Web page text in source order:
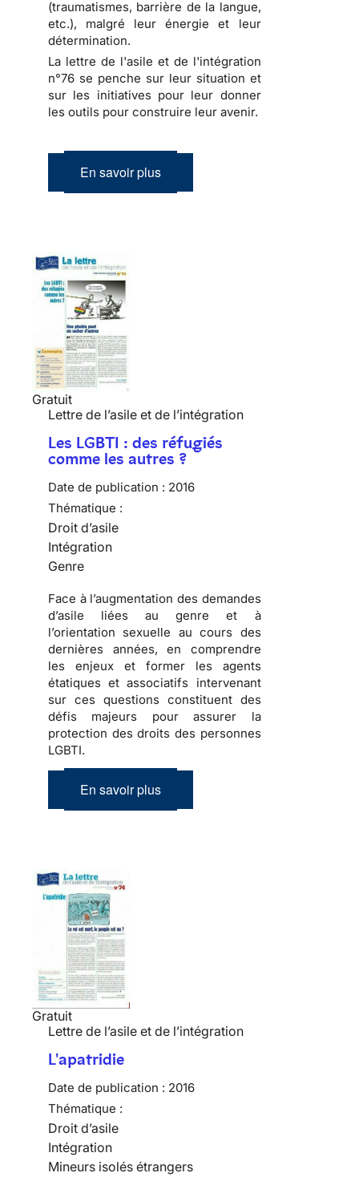
(traumatismes, barrière de la langue,
etc.), malgré leur énergie et leur
détermination.
La lettre de l'asile et de l'intégration
n°76 se penche sur leur situation et
sur les initiatives pour leur donner
les outils pour construire leur avenir.
En savoir plus
Gratuit
Lettre de l’asile et de l’intégration
Les LGBTI : des réfugiés
comme les autres ?
Date de publication : 2016
Thématique :
Droit d’asile
Intégration
Genre
Face à l’augmentation des demandes
d’asile liées au genre et à
l’orientation sexuelle au cours des
dernières années, en comprendre
les enjeux et former les agents
étatiques et associatifs intervenant
sur ces questions constituent des
défis majeurs pour assurer la
protection des droits des personnes
LGBTI.
En savoir plus
Gratuit
Lettre de l’asile et de l’intégration
L'apatridie
Date de publication : 2016
Thématique :
Droit d’asile
Intégration
Mineurs isolés étrangers